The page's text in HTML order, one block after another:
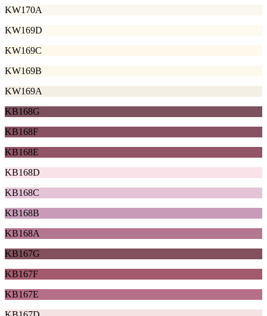
KW170A
KW169D
KW169C
KW169B
KW169A
KB168G
KB168F
KB168E
KB168D
KB168C
KB168B
KB168A
KB167G
KB167F
KB167E